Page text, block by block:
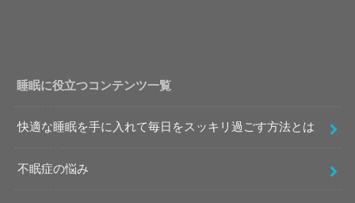
睡眠に役立つコンテンツ一覧
快適な睡眠を手に入れて毎日をスッキリ過ごす方法とは
不眠症の悩み